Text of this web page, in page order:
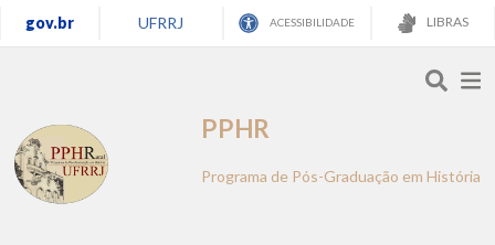
gov.br UFRRJ ACESSIBILIDADE LIBRAS
PPHR
Programa de Pós-Graduação em História